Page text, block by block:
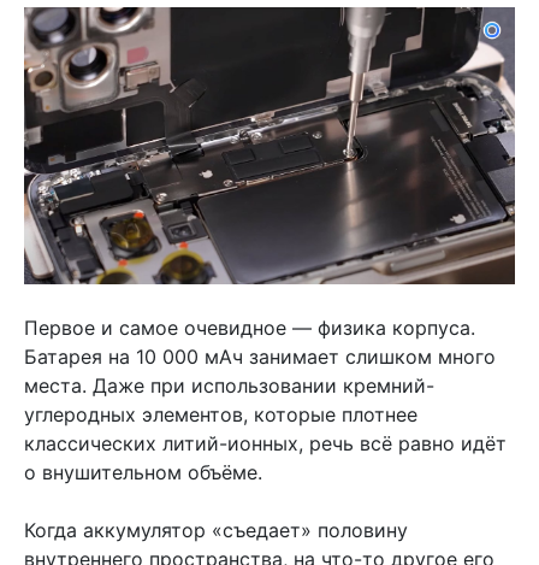
Первое и самое очевидное — физика корпуса.
Батарея на 10 000 мАч занимает слишком много
места. Даже при использовании кремний-
углеродных элементов, которые плотнее
классических литий-ионных, речь всё равно идёт
о внушительном объёме.
Когда аккумулятор «съедает» половину
внутреннего пространства, на что-то другое его